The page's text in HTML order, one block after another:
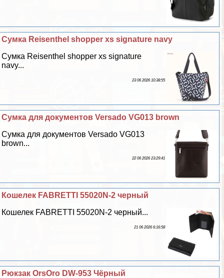
Сумка Reisenthel shopper xs signature navy
Сумка Reisenthel shopper xs signature
navy...
23 06 2026 10:38:55
Сумка для документов Versado VG013 brown
Сумка для документов Versado VG013
brown...
22 06 2026 23:29:41
Кошелек FABRETTI 55020N-2 черный
Кошелек FABRETTI 55020N-2 черный...
21 06 2026 6:16:58
Рюкзак OrsOro DW-953 Чёрный